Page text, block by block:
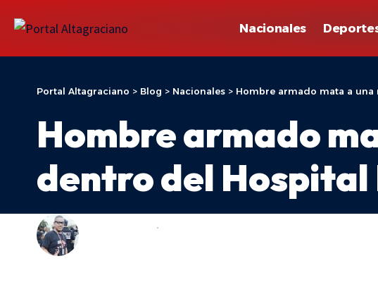
Nacionales
Portal Altagraciano > Blog > Nacionales > Hombre armado mata a
Hombre armado
dentro del
LAST UPDATED: 22 DE JUNIO DE 2026 14:28
ADONIS ARACHE